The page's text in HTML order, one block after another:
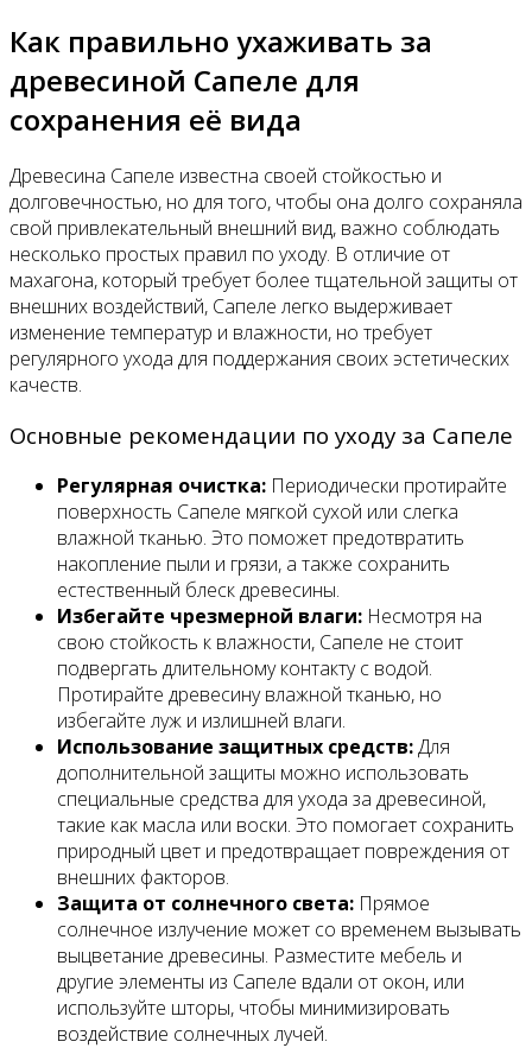
Как правильно ухаживать за
древесиной Сапеле для
сохранения её вида
Древесина Сапеле известна своей стойкостью и
долговечностью, но для того, чтобы она долго сохраняла
свой привлекательный внешний вид, важно соблюдать
несколько простых правил по уходу. В отличие от
махагона, который требует более тщательной защиты от
внешних воздействий, Сапеле легко выдерживает
изменение температур и влажности, но требует
регулярного ухода для поддержания своих эстетических
качеств.
Основные рекомендации по уходу за Сапеле
Регулярная очистка: Периодически протирайте
поверхность Сапеле мягкой сухой или слегка
влажной тканью. Это поможет предотвратить
накопление пыли и грязи, а также сохранить
естественный блеск древесины.
Избегайте чрезмерной влаги: Несмотря на
свою стойкость к влажности, Сапеле не стоит
подвергать длительному контакту с водой.
Протирайте древесину влажной тканью, но
избегайте луж и излишней влаги.
Использование защитных средств:Для
дополнительной защиты можно использовать
специальные средства для ухода за древесиной,
такие как масла или воски. Это помогает сохранить
природный цвет и предотвращает повреждения от
внешних факторов.
Защита от солнечного света: Прямое
солнечное излучение может со временем вызывать
выцветание древесины. Разместите мебель и
другие элементы из Сапеле вдали от окон, или
используйте шторы, чтобы минимизировать
воздействие солнечных лучей.